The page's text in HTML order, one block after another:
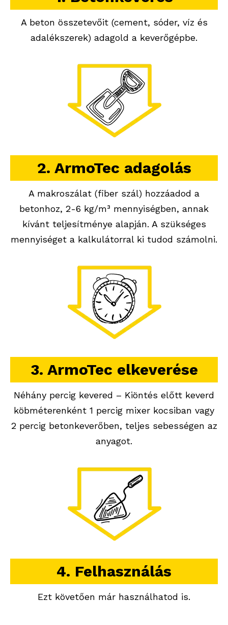
A beton összetevőit (cement, sóder, víz és
adalékszerek) adagold a keverőgépbe.
2. ArmoTec adagolás
A makroszálat (fiber szál) hozzáadod a
betonhoz, 2-6 kg/m³ mennyiségben, annak
kívánt teljesítménye alapján. A szükséges
mennyiséget a kalkulátorral ki tudod számolni.
3. ArmoTec elkeverése
Néhány percig kevered – Kiöntés előtt keverd
köbméterenként 1 percig mixer kocsiban vagy
2 percig betonkeverőben, teljes sebességen az
anyagot.
4. Felhasználás
Ezt követően már használhatod is.